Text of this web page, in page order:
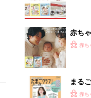
赤ち
ひよ赤ち
まる
クラ赤ち